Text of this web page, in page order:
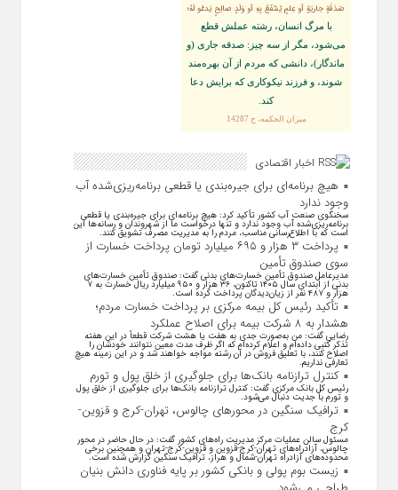
صَدَقَةٍ جاريَةٍ أو عِلمٍ يُنتَفَعُ بِهِ أو وَلَدٍ صالِحٍ يَدعُو لَهُ؛
با مرگ انسان، رشته عملش قطع
مى‌شود، مگر از سه چيز: صدقه جارى (و
ماندگار)، دانشى كه مردم از آن بهره‏‌مند
شوند، و فرزند نيكوكارى كه برايش دعا
كند.
ميزان الحكمه، ح 14287
اخبار اقتصادی
هیچ برنامه‌ای برای جیره‌بندی یا قطعی برنامه‌ریزی‌شده آب
وجود ندارد
سخنگوی صنعت آب کشور تأکید کرد: هیچ برنامه‌ای برای جیره‌بندی یا قطعی
برنامه‌ریزی‌شده آب وجود ندارد و تنها درخواست ما از شهروندان و رسانه‌ها این
است که با اطلاع‌رسانی مناسب، مردم را به مدیریت مصرف تشویق کنند.
پرداخت ۳ هزار و ۶۹۵ میلیارد تومان پرداخت خسارت از
سوی صندوق تأمین
مدیرعامل صندوق تأمین خسارت‌های بدنی گفت: صندوق تأمین خسارت‌های
بدنی از ابتدای سال ۱۴۰۵ تاکنون، ۳۶ هزار و ۹۵۰ میلیارد ریال خسارت به ۷
هزار و ۴۸۷ نفر از زیان‌دیدگان پرداخت کرده است.
تأکید رئیس کل بیمه مرکزی بر پرداخت خسارت مردم؛
هشدار به ۸ شرکت‌ بیمه برای اصلاح عملکرد
رضایی گفت: من به‌صورت جدی به هفت یا هشت شرکت قطعاً در این هفته
تذکر کتبی داده‌ام و اعلام کرده‌ام که اگر ظرف مدت معین نتوانند خودشان را
اصلاح کنند، با تعلیق فروش در آن رشته مواجه خواهند شد و در این زمینه هیچ
تعارفی نداریم.
کنترل ترازنامه بانک‌ها برای جلوگیری از خلق پول و تورم
رئیس کل بانک مرکزی گفت: کنترل ترازنامه بانک‌ها برای جلوگیری از خلق پول
و تورم با جدیت دنبال می‌شود.
ترافیک سنگین در محورهای چالوس، تهران-کرج و قزوین-
کرج
مسئول سالن عملیات مرکز مدیریت راه‌های کشور گفت: در حال حاضر در محور
چالوس، آزادراه‌های تهران-کرج-قزوین و قزوین-کرج-تهران و همچنین برخی
محدوده‌های آزادراه تهران-شمال و هراز، ترافیک سنگین گزارش شده است.
زیست بوم پولی و بانکی کشور بر پایه فناوری دانش بنیان